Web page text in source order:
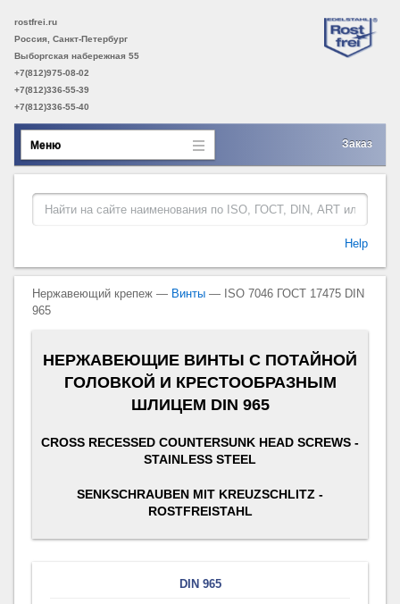
rostfrei.ru
Россия, Санкт-Петербург
Выборгская набережная 55
+7(812)975-08-02
+7(812)336-55-39
+7(812)336-55-40
Меню Заказ
Help
Нержавеющий крепеж — Винты — ISO 7046 ГОСТ 17475 DIN
965
НЕРЖАВЕЮЩИЕ ВИНТЫ С ПОТАЙНОЙ
ГОЛОВКОЙ И КРЕСТООБРАЗНЫМ
ШЛИЦЕМ DIN 965
CROSS RECESSED COUNTERSUNK HEAD SCREWS -
STAINLESS STEEL
SENKSCHRAUBEN MIT KREUZSCHLITZ -
ROSTFREISTAHL
DIN 965